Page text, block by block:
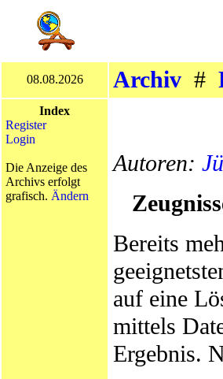
08.08.2026 Archiv #
Index
Register
Login
Die Anzeige des
Archivs erfolgt
grafisch. Ändern
Autoren:
Bereits
auf eine
mittels
Ergebnis.